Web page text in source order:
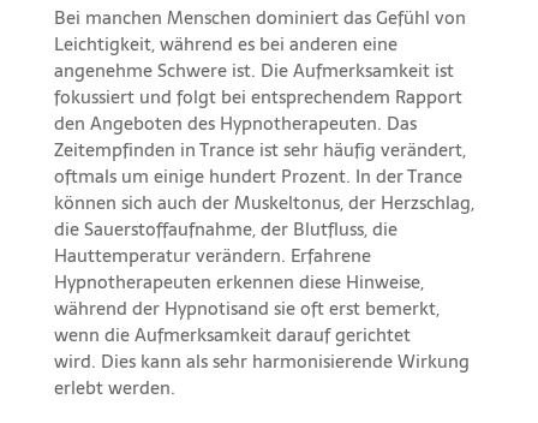
Bei manchen Menschen dominiert das Gefühl von
Leichtigkeit, während es bei anderen eine
angenehme Schwere ist. Die Aufmerksamkeit ist
fokussiert und folgt bei entsprechendem Rapport
den Angeboten des Hypnotherapeuten. Das
Zeitempfinden in Trance ist sehr häufig verändert,
oftmals um einige hundert Prozent. In der Trance
können sich auch der Muskeltonus, der Herzschlag,
die Sauerstoffaufnahme, der Blutfluss, die
Hauttemperatur verändern. Erfahrene
Hypnotherapeuten erkennen diese Hinweise,
während der Hypnotisand sie oft erst bemerkt,
wenn die Aufmerksamkeit darauf gerichtet
wird. Dies kann als sehr harmonisierende Wirkung
erlebt werden.